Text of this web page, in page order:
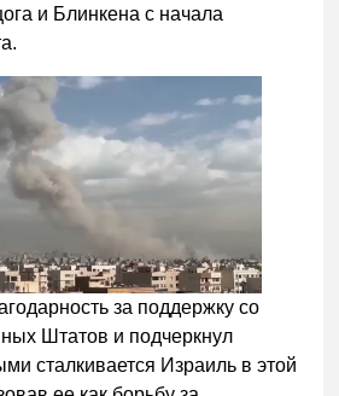
и Блинкена с начала
за поддержку со
Штатов и подчеркнул
сталкивается Израиль в этой